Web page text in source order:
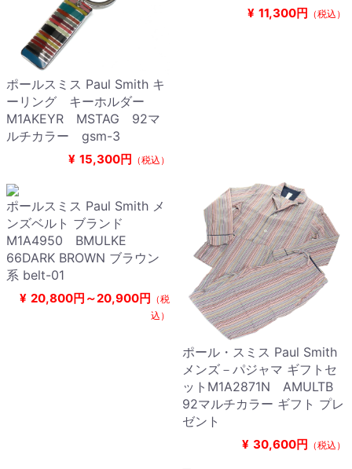
ポールスミス Paul Smith キ
ーリング キーホルダー
M1AKEYR MSTAG 92マ
ルチカラー gsm-3
¥ 15,300円 （税込）
¥ 11,300円 （税込）
ポールスミス Paul Smith メ
ンズベルト ブランド
M1A4950 BMULKE
66DARK BROWN ブラウン
系 belt-01
¥ 20,800円～20,900円 （税
込）
ポール・スミス Paul Smith
メンズ－パジャマ ギフトセ
ットM1A2871N AMULTB
92マルチカラー ギフト プレ
ゼント
¥ 30,600円 （税込）